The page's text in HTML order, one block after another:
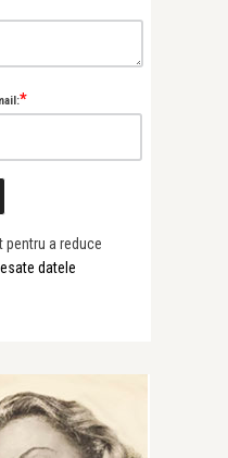
*
a reduce
datele